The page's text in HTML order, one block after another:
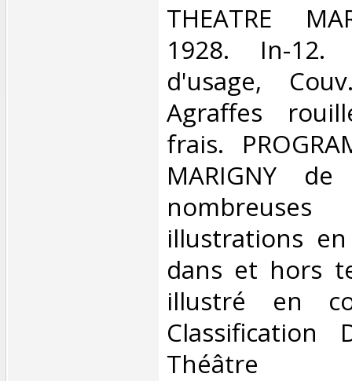
‎THEATRE
1928. In-12.
d'usage,
Agraffes
frais.
MARIGNY
illustrations
dans et hors
illustré en
Classification
Théâtre‎